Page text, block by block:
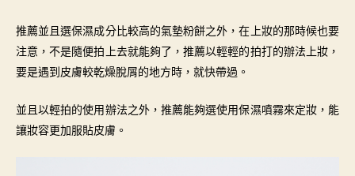
推薦並且選保濕成分比較高的氣墊粉餅之外，在上妝的那時候也要
注意，不是隨便拍上去就能夠了，推薦以輕輕的拍打的辦法上妝，
要是遇到皮膚較乾燥脫屑的地方時，就快帶過。
並且以輕拍的使用辦法之外，推薦能夠選使用保濕噴霧來定妝，能
讓妝容更加服貼皮膚。